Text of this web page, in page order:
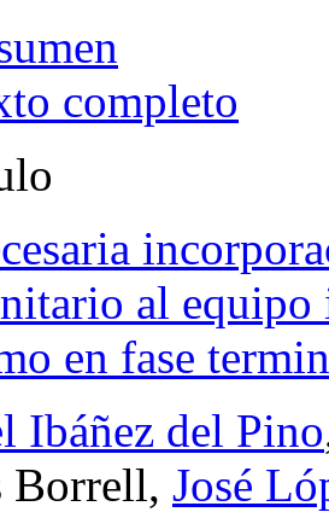
completo
al equipo
en fase
Ibáñez del Pino
Borrell, José